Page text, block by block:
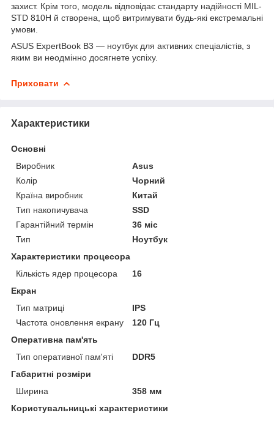
захист. Крім того, модель відповідає стандарту надійності MIL-
STD 810H й створена, щоб витримувати будь-які екстремальні
умови.
ASUS ExpertBook B3 — ноутбук для активних спеціалістів, з
яким ви неодмінно досягнете успіху.
Приховати
Характеристики
Основні
Виробник
Asus
Колір
Чорний
Країна виробник
Китай
Тип накопичувача
SSD
Гарантійний термін
36 міс
Тип
Ноутбук
Характеристики процесора
Кількість ядер процесора
16
Екран
Тип матриці
IPS
Частота оновлення екрану
120 Гц
Оперативна пам'ять
Тип оперативної пам'яті
DDR5
Габаритні розміри
Ширина
358 мм
Користувальницькі характеристики